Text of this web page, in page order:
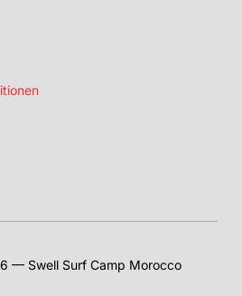
— Swell Surf Camp Morocco